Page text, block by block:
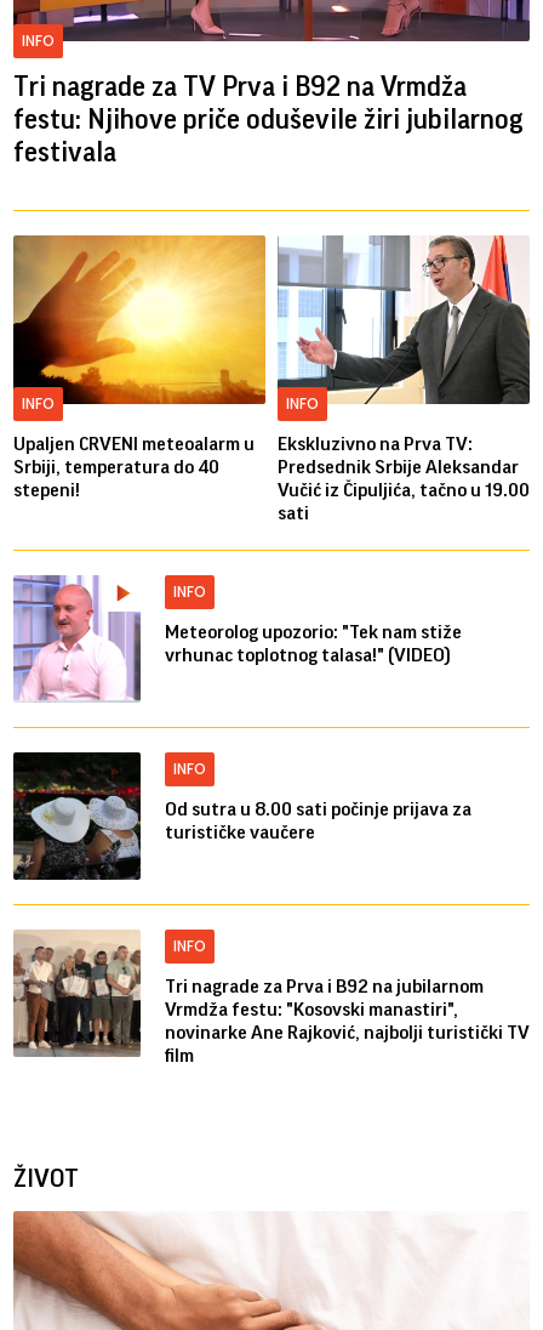
INFO
Tri nagrade za TV Prva i B92 na Vrmdža
festu: Njihove priče oduševile žiri jubilarnog
festivala
INFO
Upaljen CRVENI meteoalarm u
Srbiji, temperatura do 40
stepeni!
INFO
Ekskluzivno na Prva TV:
Predsednik Srbije Aleksandar
Vučić iz Čipuljića, tačno u 19.00
sati
INFO
Meteorolog upozorio: "Tek nam stiže
vrhunac toplotnog talasa!" (VIDEO)
INFO
Od sutra u 8.00 sati počinje prijava za
turističke vaučere
INFO
Tri nagrade za Prva i B92 na jubilarnom
Vrmdža festu: "Kosovski manastiri",
novinarke Ane Rajković, najbolji turistički TV
film
ŽIVOT